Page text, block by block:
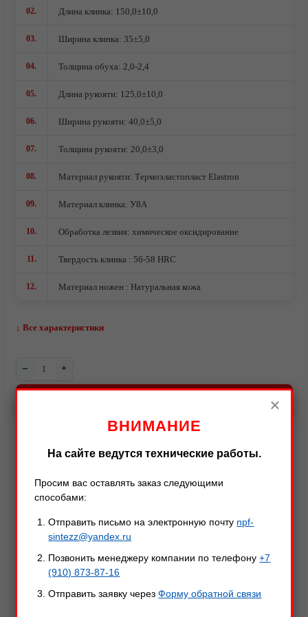
Ножи кованые из стали Х12МФ
Видео
02. Длина клинка: 150,0±10,0
03. Ширина клинка: 35±5,0
04. Толщина обуха: 2,0-2,4
05. Длина рукояти: 125,0±10,0
06. Ширина рукояти: 40,0±5,0
07. Толщина рукояти: 20,0±3,0
08. Материал рукояти: Термоэластопласт Elastron
09. Материал клинка: У8А
10. Обработка лезвия: химическое оксидирование
11. Твердость клинка : 56-58 HRC
12. Материал ножен : Натуральная кожа
↓ Все характеристики
– +
Описание товара
Нож "Осетр УР" отличное решение, если вы любите
×
ВНИМАНИЕ
На сайте ведутся технические работы.
Просим вас оставлять заказ следующими
способами:
Отправить письмо на электронную почту npf-
sintezz@yandex.ru
Позвонить менеджеру компании по телефону+7
(910) 873-87-16
Отправить заявку черезФорму обратной связи